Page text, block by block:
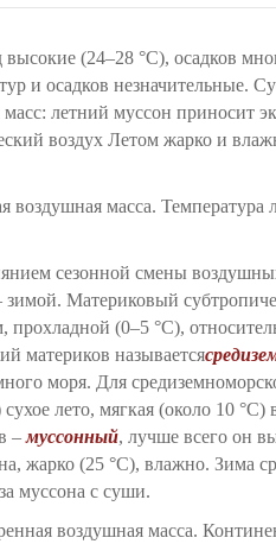
(24–28 °С), осадков
и осадков незначительные.
летний муссон приносит
воздух Летом жарко и
воздушная масса.
сезонной смены
Материковый
прохладной (0–5 °С),
материков называется
моря. Для
лето, мягкая (около 10
–муссонный, лучше всего он
жарко (25 °С), влажно. Зима
муссона с суши.
воздушная масса.